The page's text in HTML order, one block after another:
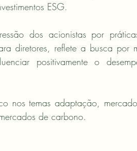
ESG.
dos acionistas por
diretores, reflete a busca por
positivamente o
nos temas adaptação,
de carbono.